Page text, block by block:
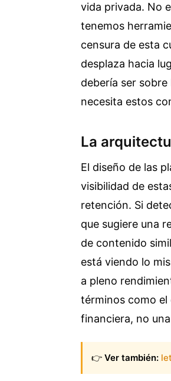
vida privada. No
tenemos
censura de esta
desplaza hacia
debería ser
necesita estos
La
El diseño de las
visibilidad de
retención. Si
que sugiere una
de contenido
está viendo lo
a pleno
términos como el
financiera, no
👉 Ver también: